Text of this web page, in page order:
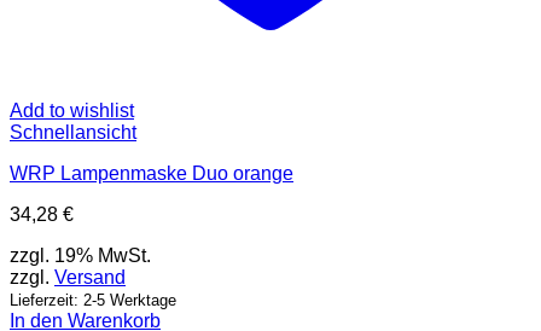
Add to wishlist
Schnellansicht
WRP Lampenmaske Duo orange
34,28 €
zzgl. 19% MwSt.
zzgl. Versand
Lieferzeit: 2-5 Werktage
In den Warenkorb